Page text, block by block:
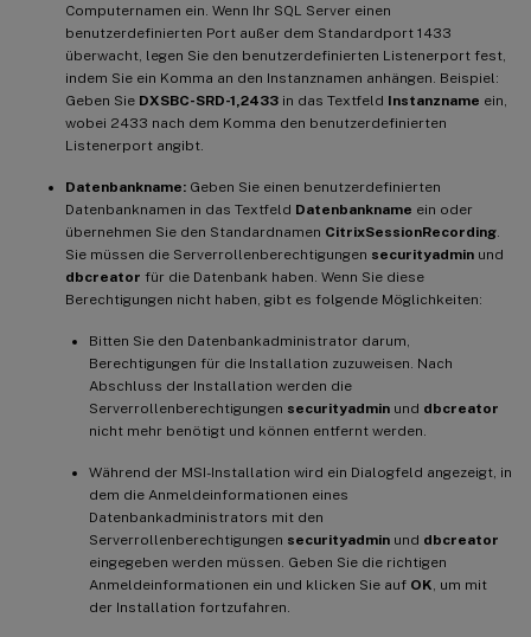
Computernamen ein. Wenn Ihr SQL Server einen
benutzerdefinierten Port außer dem Standardport 1433
überwacht, legen Sie den benutzerdefinierten Listenerport fest,
indem Sie ein Komma an den Instanznamen anhängen. Beispiel:
Geben Sie DXSBC-SRD-1,2433 in das Textfeld Instanzname ein,
wobei 2433 nach dem Komma den benutzerdefinierten
Listenerport angibt.
Datenbankname: Geben Sie einen benutzerdefinierten
Datenbanknamen in das Textfeld Datenbankname ein oder
übernehmen Sie den Standardnamen CitrixSessionRecording
Sie müssen die Serverrollenberechtigungen securityadmin und
dbcreator für die Datenbank haben. Wenn Sie diese
Berechtigungen nicht haben, gibt es folgende Möglichkeiten:
Bitten Sie den Datenbankadministrator darum,
Berechtigungen für die Installation zuzuweisen. Nach
Abschluss der Installation werden die
Serverrollenberechtigungen securityadmin und dbcreator
nicht mehr benötigt und können entfernt werden.
Während der MSI-Installation wird ein Dialogfeld angezeigt, in
dem die Anmeldeinformationen eines
Datenbankadministrators mit den
Serverrollenberechtigungen securityadmin und dbcreator
eingegeben werden müssen. Geben Sie die richtigen
Anmeldeinformationen ein und klicken Sie auf OK , um mit
der Installation fortzufahren.